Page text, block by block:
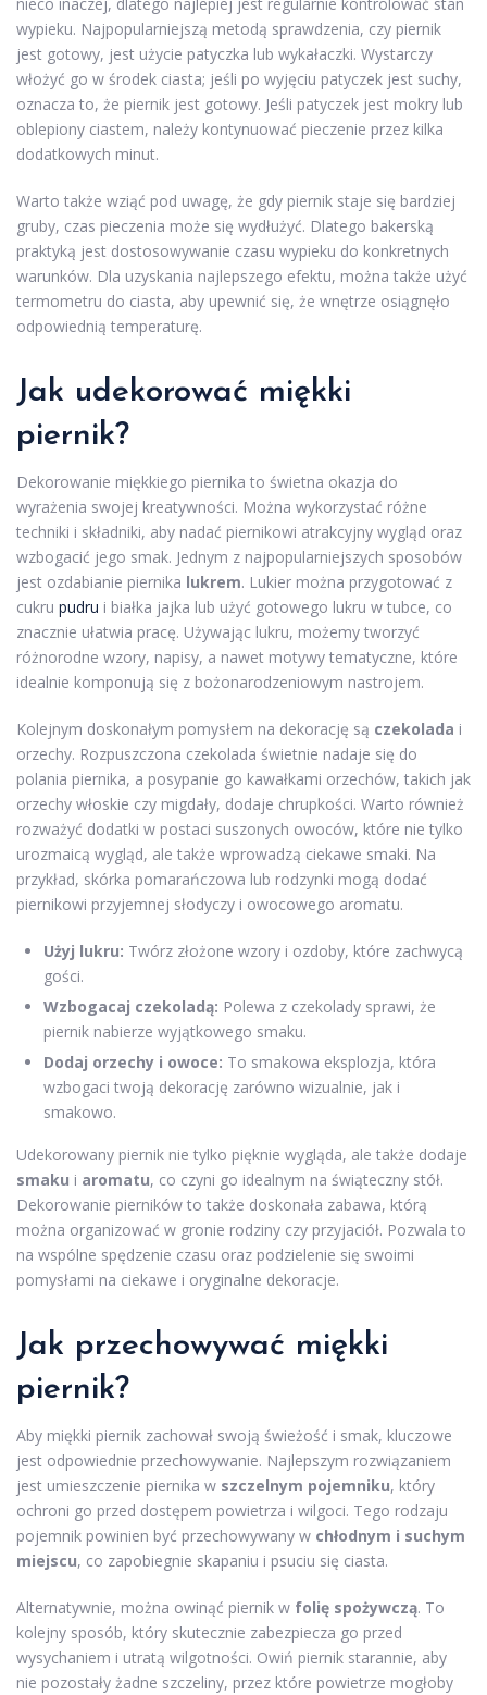
wypieku. Najpopularniejszą metodą sprawdzenia, czy piernik
jest gotowy, jest użycie patyczka lub wykałaczki. Wystarczy
włożyć go w środek ciasta; jeśli po wyjęciu patyczek jest suchy,
oznacza to, że piernik jest gotowy. Jeśli patyczek jest mokry lub
oblepiony ciastem, należy kontynuować pieczenie przez kilka
dodatkowych minut.
Warto także wziąć pod uwagę, że gdy piernik staje się bardziej
gruby, czas pieczenia może się wydłużyć. Dlatego bakerską
praktyką jest dostosowywanie czasu wypieku do konkretnych
warunków. Dla uzyskania najlepszego efektu, można także użyć
termometru do ciasta, aby upewnić się, że wnętrze osiągnęło
odpowiednią temperaturę.
Jak udekorować miękki
piernik?
Dekorowanie miękkiego piernika to świetna okazja do
wyrażenia swojej kreatywności. Można wykorzystać różne
techniki i składniki, aby nadać piernikowi atrakcyjny wygląd oraz
wzbogacić jego smak. Jednym z najpopularniejszych sposobów
jest ozdabianie piernika lukrem. Lukier można przygotować z
cukru pudru i białka jajka lub użyć gotowego lukru w tubce, co
znacznie ułatwia pracę. Używając lukru, możemy tworzyć
różnorodne wzory, napisy, a nawet motywy tematyczne, które
idealnie komponują się z bożonarodzeniowym nastrojem.
Kolejnym doskonałym pomysłem na dekorację są czekolada i
orzechy. Rozpuszczona czekolada świetnie nadaje się do
polania piernika, a posypanie go kawałkami orzechów, takich jak
orzechy włoskie czy migdały, dodaje chrupkości. Warto również
rozważyć dodatki w postaci suszonych owoców, które nie tylko
urozmaicą wygląd, ale także wprowadzą ciekawe smaki. Na
przykład, skórka pomarańczowa lub rodzynki mogą dodać
piernikowi przyjemnej słodyczy i owocowego aromatu.
Użyj lukru: Twórz złożone wzory i ozdoby, które zachwycą
gości.
Wzbogacaj czekoladą: Polewa z czekolady sprawi, że
piernik nabierze wyjątkowego smaku.
Dodaj orzechy i owoce: To smakowa eksplozja, która
wzbogaci twoją dekorację zarówno wizualnie, jak i
smakowo.
Udekorowany piernik nie tylko pięknie wygląda, ale także dodaje
smaku i aromatu, co czyni go idealnym na świąteczny stół.
Dekorowanie pierników to także doskonała zabawa, którą
można organizować w gronie rodziny czy przyjaciół. Pozwala to
na wspólne spędzenie czasu oraz podzielenie się swoimi
pomysłami na ciekawe i oryginalne dekoracje.
Jak przechowywać miękki
piernik?
Aby miękki piernik zachował swoją świeżość i smak, kluczowe
jest odpowiednie przechowywanie. Najlepszym rozwiązaniem
jest umieszczenie piernika w szczelnym pojemniku, który
ochroni go przed dostępem powietrza i wilgoci. Tego rodzaju
pojemnik powinien być przechowywany w chłodnym i suchym
miejscu, co zapobiegnie skapaniu i psuciu się ciasta.
Alternatywnie, można owinąć piernik w folię spożywczą. To
kolejny sposób, który skutecznie zabezpiecza go przed
wysychaniem i utratą wilgotności. Owiń piernik starannie, aby
nie pozostały żadne szczeliny, przez które powietrze mogłoby